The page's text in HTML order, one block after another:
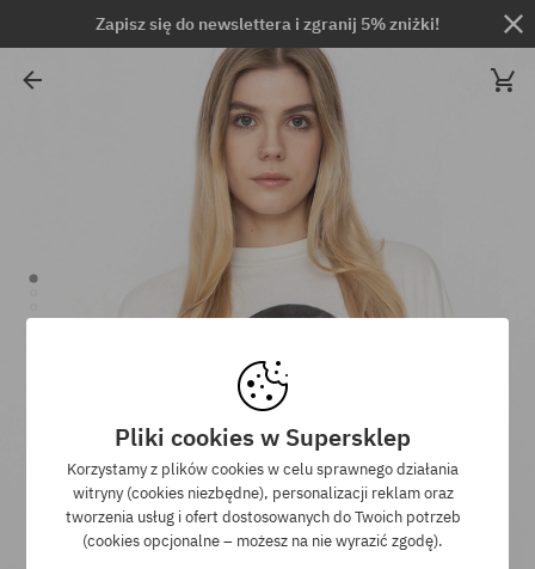
Zapisz się do newslettera i zgranij 5% zniżki!
Pliki cookies w Supersklep
Korzystamy z plików cookies w celu sprawnego działania
witryny (cookies niezbędne), personalizacji reklam oraz
tworzenia usług i ofert dostosowanych do Twoich potrzeb
(cookies opcjonalne – możesz na nie wyrazić zgodę).